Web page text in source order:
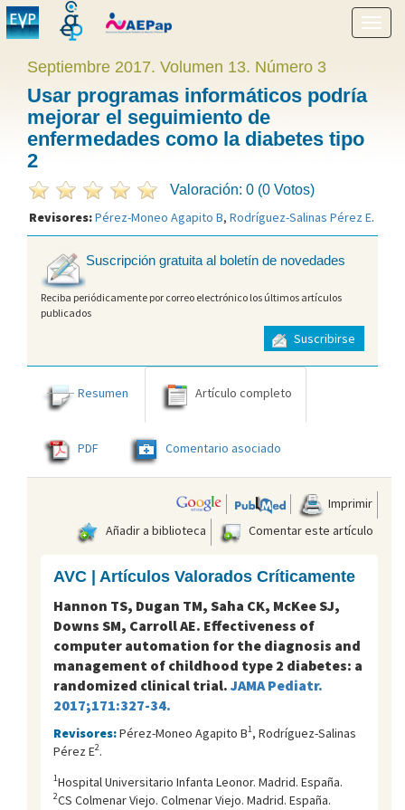
menú
Septiembre 2017. Volumen 13. Número 3
Usar programas informáticos podría
mejorar el seguimiento de
enfermedades como la diabetes tipo
2
Valoración: 0 (0 Votos)
Revisores:Pérez-Moneo Agapito B, Rodríguez-Salinas Pérez E.
Suscripción gratuita al boletín de novedades
Reciba periódicamente por correo electrónico los últimos artículos
publicados
Suscribirse
Resumen Artículo completo
PDF Comentario asociado
Imprimir
Añadir a biblioteca
Comentar este artículo
AVC | Artículos Valorados Críticamente
Hannon TS, Dugan TM, Saha CK, McKee SJ,
Downs SM, Carroll AE. Effectiveness of
computer automation for the diagnosis and
management of childhood type 2 diabetes: a
randomized clinical trial. JAMA Pediatr.
2017;171:327-34.
Revisores:Pérez-Moneo Agapito B1, Rodríguez-Salinas
Pérez E2.
1Hospital Universitario Infanta Leonor. Madrid. España.
2CS Colmenar Viejo. Colmenar Viejo. Madrid. España.